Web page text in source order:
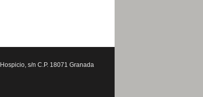
s/n C.P. 18071 Granada